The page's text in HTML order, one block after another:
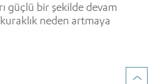
güçlü bir şekilde devam
neden artmaya